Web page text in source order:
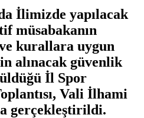
İlimizde yapılacak
müsabakanın
kurallara uygun
alınacak güvenlik
İl Spor
Vali İlhami
gerçekleştirildi.